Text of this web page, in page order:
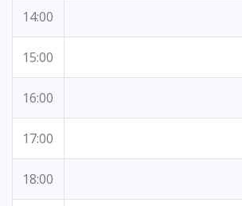
14:00
15:00
16:00
17:00
18:00